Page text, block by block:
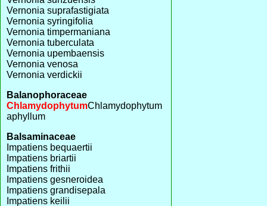
Vernonia suprafastigiata
Vernonia syringifolia
Vernonia timpermaniana
Vernonia tuberculata
Vernonia upembaensis
Vernonia venosa
Vernonia verdickii
Balanophoraceae
ChlamydophytumChlamydophytum
aphyllum
Balsaminaceae
Impatiens bequaertii
Impatiens briartii
Impatiens frithii
Impatiens gesneroidea
Impatiens grandisepala
Impatiens keilii